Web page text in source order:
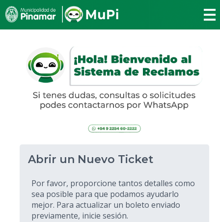
Abrir un Nuevo Ticket
Por favor, proporcione tantos detalles como
sea posible para que podamos ayudarlo
mejor. Para actualizar un boleto enviado
previamente, inicie sesión.